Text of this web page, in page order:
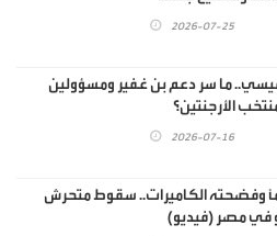
2026-07-25
ما سر دعم بن غفير ومسؤولين
الأرجنتين؟
2026-07-16
73 عاماً وفضحته الكاميرات.. سقوط متحرش
في مصر (فيديو)